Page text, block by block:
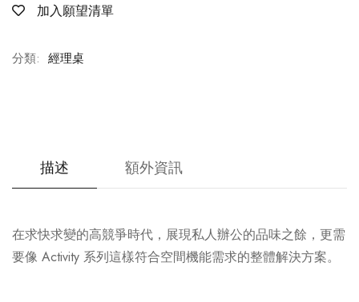
加入願望清單
分類: 經理桌
描述 額外資訊
在求快求變的高競爭時代，展現私人辦公的品味之餘，更需
要像 Activity 系列這樣符合空間機能需求的整體解決方案。